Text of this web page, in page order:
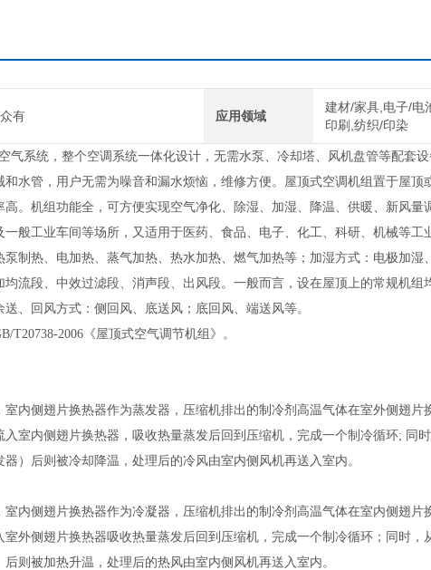
有 应用领域
建材/家具,电子/电
印刷,纺织/印染
气系统，整个空调系统一体化设计，无需水泵、冷却塔、风机盘管等配套
水管，用户无需为噪音和漏水烦恼，维修方便。 屋顶式空调机组置于屋顶
。机组功能全，可方便实现空气净化、除湿、加湿、降温、供暖、新风量
般工业车间等场所，又适用于医药、食品、电子、化工、科研、机械等工
泵制热、电加热、蒸气加热、热水加热、燃气加热等；加湿方式：电极加湿
流段、中效过滤段、消声段、出风段。一般而言，设在屋顶上的常规机组
、回风方式：侧回风、底送风；底回风、端送风等。
T20738-2006《屋顶式空气调节机组》。
侧翅片换热器作为蒸发器，压缩机排出的制冷剂高温气体在室外侧翅片
室内侧翅片换热器，吸收热量蒸发后回到压缩机，完成一个制冷循环; 同
）后则被冷却降温，处理后的冷风由室内侧风机再送入室内。
侧翅片换热器作为冷凝器，压缩机排出的制冷剂高温气体在室内侧翅片
外侧翅片换热器吸收热量蒸发后回到压缩机，完成一个制冷循环；同时，
则被加热升温，处理后的热风由室内侧风机再送入室内。